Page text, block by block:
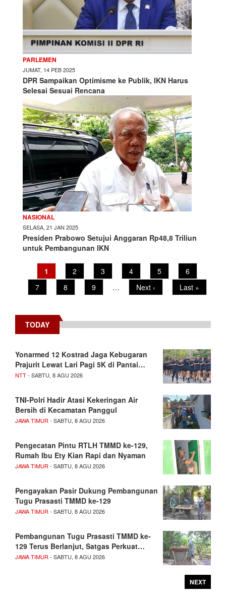
PARLEMEN
JUMAT, 14 PEB 2025
DPR Sampaikan Optimisme ke Publik, IKN Harus
Selesai Sesuai Rencana
NASIONAL
SELASA, 21 JAN 2025
Presiden Prabowo Setujui Anggaran Rp48,8 Triliun
untuk Pembangunan IKN
PaginationCurrent
page
1 Page
2 Page
3 Page
4 Page
5 Page
6
Page
7 Page
8 Page
9 …
Next
page
Next ›
Last
page
Last »
TODAY
Yonarmed 12 Kostrad Jaga Kebugaran
Prajurit Lewat Lari Pagi 5K di Pantai…
NTT- SABTU, 8 AGU 2026
TNI-Polri Hadir Atasi Kekeringan Air
Bersih di Kecamatan Panggul
JAWA TIMUR - SABTU, 8 AGU 2026
Pengecatan Pintu RTLH TMMD ke-129,
Rumah Ibu Ety Kian Rapi dan Nyaman
JAWA TIMUR - SABTU, 8 AGU 2026
Pengayakan Pasir Dukung Pembangunan
Tugu Prasasti TMMD ke-129
JAWA TIMUR - SABTU, 8 AGU 2026
Pembangunan Tugu Prasasti TMMD ke-
129 Terus Berlanjut, Satgas Perkuat…
JAWA TIMUR - SABTU, 8 AGU 2026
NEXT